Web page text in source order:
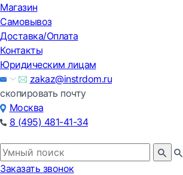
Магазин
Самовывоз
Доставка/Оплата
Контакты
Юридическим лицам
zakaz@instrdom.ru
скопировать почту
Москва
8 (495) 481-41-34
Заказать звонок